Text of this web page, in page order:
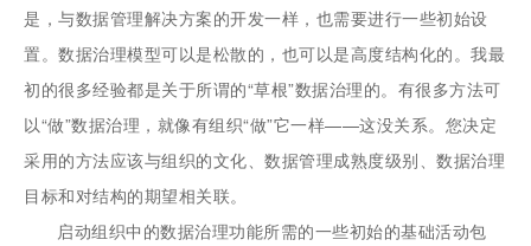
是，与数据管理解决方案的开发一样，也需要进行一些初始设
置。数据治理模型可以是松散的，也可以是高度结构化的。我最
初的很多经验都是关于所谓的“草根”数据治理的。有很多方法可
以“做”数据治理，就像有组织“做”它一样——这没关系。您决定
采用的方法应该与组织的文化、数据管理成熟度级别、数据治理
目标和对结构的期望相关联。
启动组织中的数据治理功能所需的一些初始的基础活动包